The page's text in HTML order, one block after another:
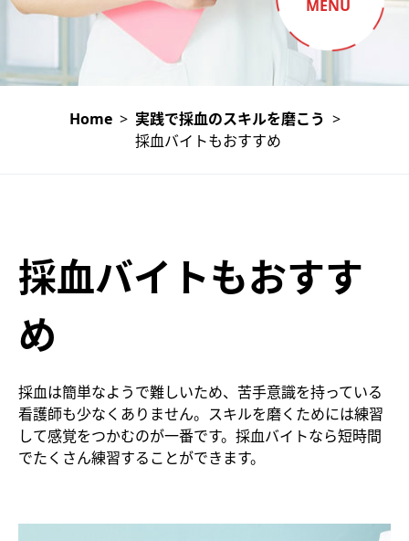
MENU
Home > 実践で採血のスキルを磨こう >
採血バイトもおすすめ
採血バイトもおすす
め
採血は簡単なようで難しいため、苦手意識を持っている
看護師も少なくありません。スキルを磨くためには練習
して感覚をつかむのが一番です。採血バイトなら短時間
でたくさん練習することができます。